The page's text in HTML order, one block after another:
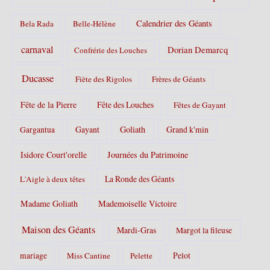
Bela Rada Belle-Hélène Calendrier des Géants
carnaval Confrérie des Louches Dorian Demarcq
Ducasse Fiète des Rigolos Frères de Géants
Fête de la Pierre Fête des Louches Fêtes de Gayant
Gargantua Gayant Goliath Grand k'min
Isidore Court'orelle Journées du Patrimoine
L'Aigle à deux têtes La Ronde des Géants
Madame Goliath Mademoiselle Victoire
Maison des Géants Mardi-Gras Margot la fileuse
mariage Miss Cantine Pelette Pelot